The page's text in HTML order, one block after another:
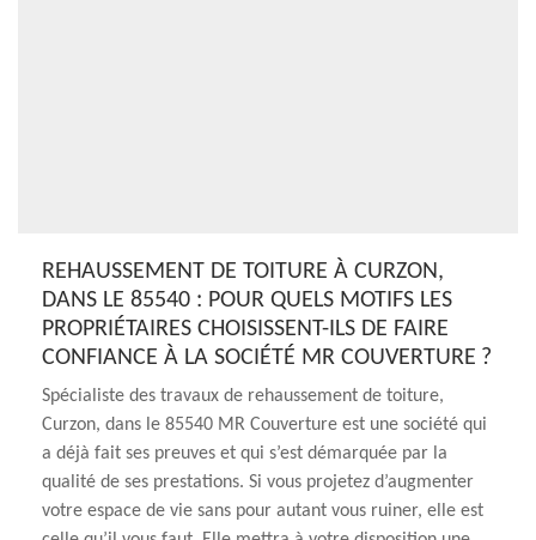
REHAUSSEMENT DE TOITURE À CURZON,
DANS LE 85540 : POUR QUELS MOTIFS LES
PROPRIÉTAIRES CHOISISSENT-ILS DE FAIRE
CONFIANCE À LA SOCIÉTÉ MR COUVERTURE ?
Spécialiste des travaux de rehaussement de toiture,
Curzon, dans le 85540 MR Couverture est une société qui
a déjà fait ses preuves et qui s’est démarquée par la
qualité de ses prestations. Si vous projetez d’augmenter
votre espace de vie sans pour autant vous ruiner, elle est